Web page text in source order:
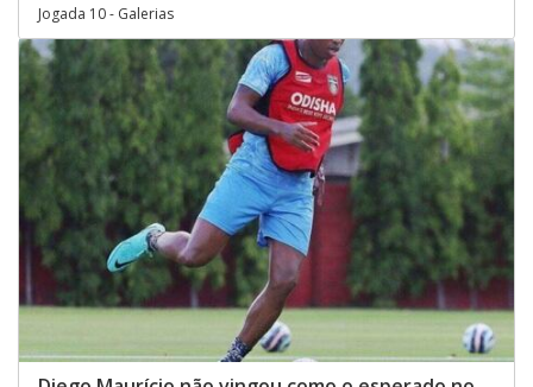
Jogada 10 - Galerias